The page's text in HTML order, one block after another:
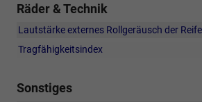
Räder & Technik
Lautstärke externes Rollgeräusch der
Tragfähigkeitsindex
Sonstiges